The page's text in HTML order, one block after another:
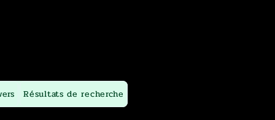
Résultats de recherche